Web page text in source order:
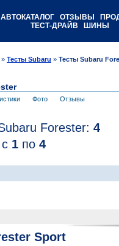
АВТОКАТАЛОГ ОТЗЫВЫ
ТЕСТ-ДРАЙВ
ШИНЫ
» Тесты Subaru » Тесты Subaru
Фото Отзывы
Forester: 4
1 по 4
Sport